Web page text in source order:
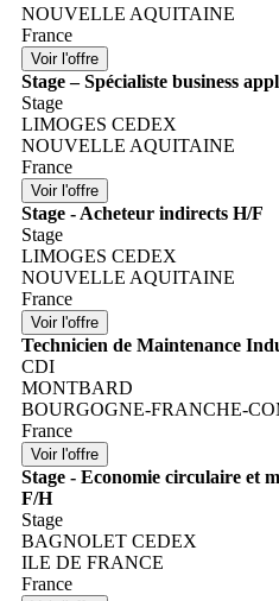
NOUVELLE AQUITAINE
France
Stage – Spécialiste business
Stage
LIMOGES CEDEX
NOUVELLE AQUITAINE
France
Stage - Acheteur indirects H/F
Stage
LIMOGES CEDEX
NOUVELLE AQUITAINE
France
Technicien de Maintenance
CDI
MONTBARD
BOURGOGNE-FRANCHE-
France
Stage - Economie circulaire et
F/H
Stage
BAGNOLET CEDEX
ILE DE FRANCE
France